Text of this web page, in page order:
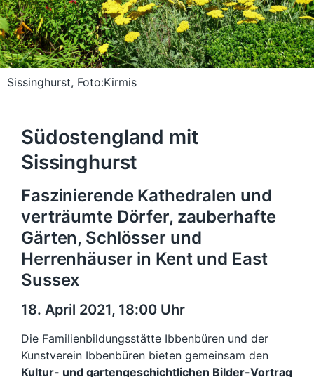
Sissinghurst, Foto:Kirmis
Südostengland mit
Sissinghurst
Faszinierende Kathedralen und
verträumte Dörfer, zauberhafte
Gärten, Schlösser und
Herrenhäuser in Kent und East
Sussex
18. April 2021, 18:00 Uhr
Die Familienbildungsstätte Ibbenbüren und der
Kunstverein Ibbenbüren bieten gemeinsam den
Kultur- und gartengeschichtlichen Bilder-Vortrag